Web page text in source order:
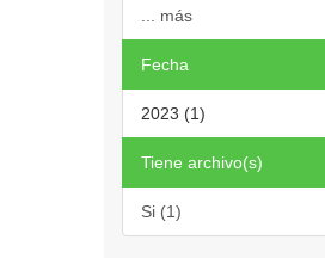
... más
Fecha
2023 (1)
Tiene archivo(s)
Si (1)